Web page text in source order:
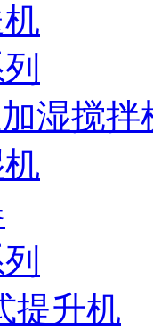
湿搅拌
提升机